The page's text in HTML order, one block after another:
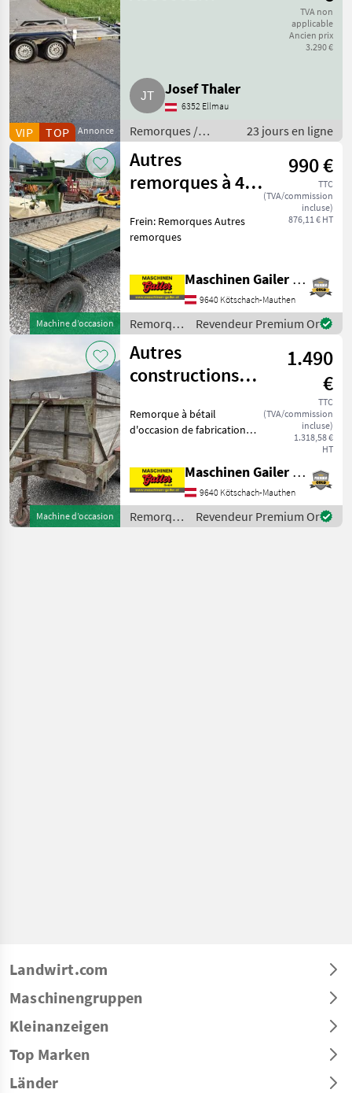
Annonce
VIP TOP
TVA non
applicable
Ancien prix
3.290 €
Josef Thaler
6352 Ellmau
Remorques /
Autres remorques
23 jours en ligne
Machine d’occasion
Autres
remorques à 4
990 €
TTC
(TVA/commission
incluse)
876,11 € HT
Frein: Remorques Autres
remorques
Maschinen Gailer GmbH
9640 Kötschach-Mauthen
Remorques
/ Sonstige
Revendeur Premium Or
Machine d’occasion
Autres
constructions
1.490
€
TTC
(TVA/commission
incluse)
1.318,58 €
HT
Remorque à bétail
d'occasion de fabrication
350/160/180 cm * Peut
accueillir environ 6 vaches *
Structure en bois * Esc
Maschinen Gailer GmbH
9640 Kötschach-Mauthen
Remorques
/ Sonstige
Revendeur Premium Or
Landwirt.com
Maschinengruppen
Kleinanzeigen
Top Marken
Länder